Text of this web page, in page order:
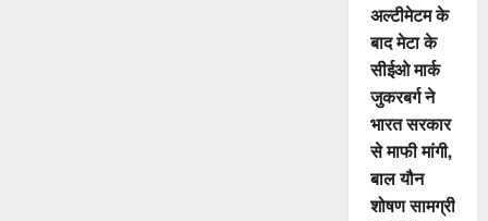
अल्टीमेटम के
बाद मेटा के
सीईओ मार्क
जुकरबर्ग ने
भारत सरकार
से माफी मांगी,
बाल यौन
शोषण सामग्री